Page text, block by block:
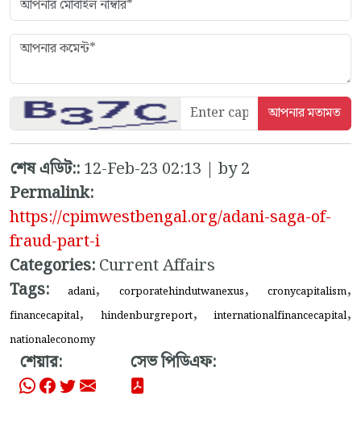
শেষ এডিট::12-Feb-23 02:13 | by 2
Permalink:
https://cpimwestbengal.org/adani-saga-of-
fraud-part-i
Categories:Current Affairs
Tags:
adani, corporatehindutwanexus,cronycapitalism,
financecapital, hindenburgreport, internationalfinancecapital,
nationaleconomy
শেয়ার: সেভ পিডিএফ: